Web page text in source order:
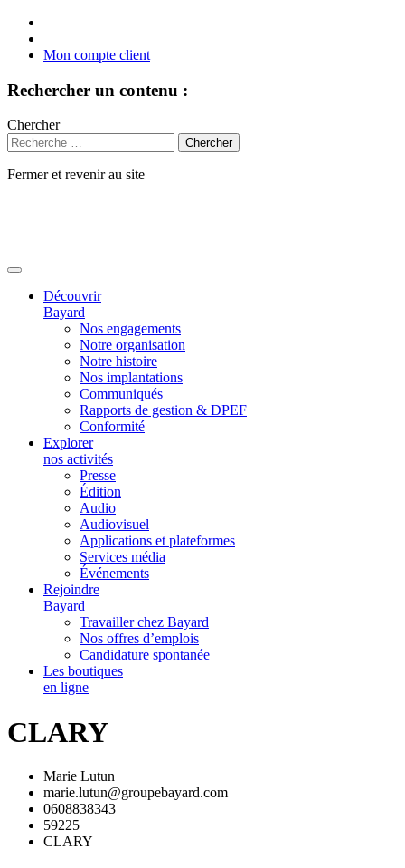
Mon compte client
Rechercher un contenu :
Chercher
Fermer et revenir au site
Découvrir
Bayard
Nos engagements
Notre organisation
Notre histoire
Nos implantations
Communiqués
Rapports de gestion & DPEF
Conformité
Explorer
nos activités
Presse
Édition
Audio
Audiovisuel
Applications et plateformes
Services média
Événements
Rejoindre
Bayard
Travailler chez Bayard
Nos offres d’emplois
Candidature spontanée
Les boutiques
en ligne
CLARY
Marie Lutun
marie.lutun@groupebayard.com
0608838343
59225
CLARY